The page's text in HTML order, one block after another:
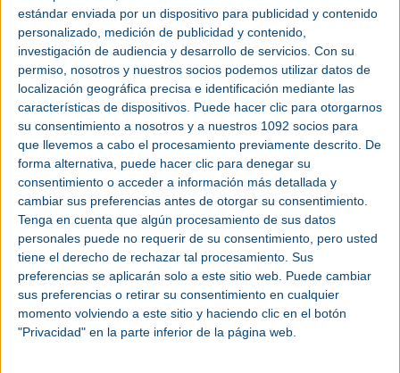
estándar enviada por un dispositivo para publicidad y contenido
personalizado, medición de publicidad y contenido,
investigación de audiencia y desarrollo de servicios. Con su
permiso, nosotros y nuestros socios podemos utilizar datos de
localización geográfica precisa e identificación mediante las
características de dispositivos. Puede hacer clic para otorgarnos
su consentimiento a nosotros y a nuestros 1092 socios para
que llevemos a cabo el procesamiento previamente descrito. De
forma alternativa, puede hacer clic para denegar su
consentimiento o acceder a información más detallada y
cambiar sus preferencias antes de otorgar su consentimiento.
Tenga en cuenta que algún procesamiento de sus datos
personales puede no requerir de su consentimiento, pero usted
tiene el derecho de rechazar tal procesamiento. Sus
preferencias se aplicarán solo a este sitio web. Puede cambiar
sus preferencias o retirar su consentimiento en cualquier
momento volviendo a este sitio y haciendo clic en el botón
"Privacidad" en la parte inferior de la página web.
Laplanta fotovoltaicaestá vinculada a un acuerdo de suministro de energía
(PPA) a 15 años con la compañía eléctrica pública de Queensland Stanwell
Corporation. Stanwell tiene previsto utilizar toda la energía producida en
Aldoga para abastecer su proyecto dehidrógeno verde, Central Queensland
Hydrogen (CQ-H2), cuya entrada en operación comercial está prevista en
2028.
La planta solar Aldoga generaráelectricidad limpia para abastecer a casi
185.000 hogares y evitará la emisión de en torno a 934.000 toneladas de CO2
al año, desempeñando un papel fundamental en la descarbonización de
Queensland. Además, este proyecto es una muestra más de la apuesta de
ACCIONA Energía por Australia como país estratégico para acelerar su
crecimiento.